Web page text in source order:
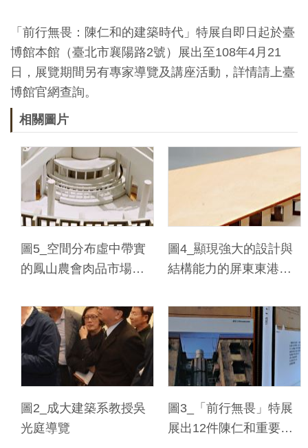
料
開
放
宣
作
權
明
首
措
施
「前行無畏：陳仁和的建築時代」特展自即日起於臺
博館本館（臺北市襄陽路2號）展出至108年4月21
日，展覽期間另有專家導覽及講座活動，詳情請上臺
博館官網查詢。
相關圖片
圖5_空間分布虛中帶實
的鳳山農會肉品市場
圖4_顯現強大的設計與
結構能力的屏東東港天
圖2_成大建築系教授吳
光庭導覽
圖3_「前行無畏」特展
展出12件陳仁和重要作